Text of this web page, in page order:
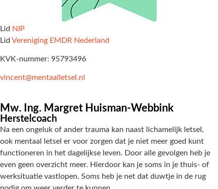
Lid NIP
Lid Vereniging EMDR Nederland
KVK-nummer: 95793496
vincent@mentaalletsel.nl
Mw. Ing. Margret Huisman-Webbink
Herstelcoach
Na een ongeluk of ander trauma kan naast lichamelijk letsel,
ook mentaal letsel er voor zorgen dat je niet meer goed kunt
functioneren in het dagelijkse leven. Door alle gevolgen heb je
even geen overzicht meer. Hierdoor kan je soms in je thuis- of
werksituatie vastlopen. Soms heb je net dat duwtje in de rug